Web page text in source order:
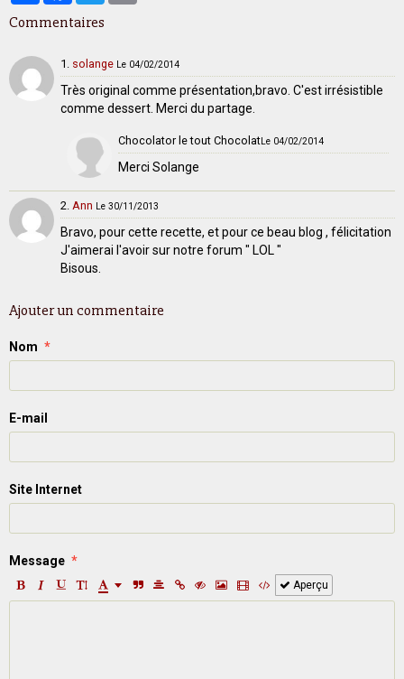
Commentaires
1. solange Le 04/02/2014
Très original comme présentation,bravo. C'est irrésistible
comme dessert. Merci du partage.
Chocolator le tout Chocolat Le 04/02/2014
Merci Solange
2. Ann Le 30/11/2013
Bravo, pour cette recette, et pour ce beau blog , félicitation
J'aimerai l'avoir sur notre forum " LOL "
Bisous.
Ajouter un commentaire
Nom
E-mail
Site Internet
Message
Aperçu